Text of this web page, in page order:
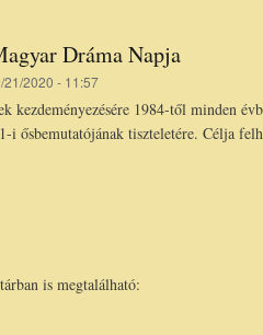
Dráma Napja
21/2020 - 11:57
kezdeményezésére 1984-től minden
i ősbemutatójának tiszteletére. Célja
is megtalálható: